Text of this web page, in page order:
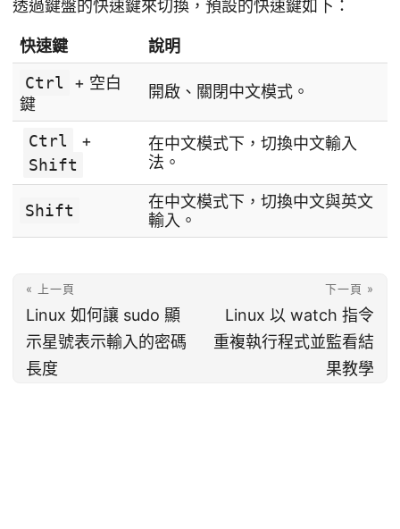
透過鍵盤的快速鍵來切換，預設的快速鍵如下：
快速鍵
說明
Ctrl
+ 空白
鍵
開啟、關閉中文模式。
Ctrl
+
Shift
在中文模式下，切換中文輸入
法。
Shift
在中文模式下，切換中文與英文
輸入。
« 上一頁
Linux 如何讓 sudo 顯
示星號表示輸入的密碼
長度
下一頁 »
Linux 以 watch 指令
重複執行程式並監看結
果教學